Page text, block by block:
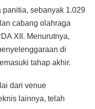
panitia, sebanyak 1.029
cabang olahraga
XII. Menurutnya,
di
tahap akhir.
dari venue
lainnya, telah